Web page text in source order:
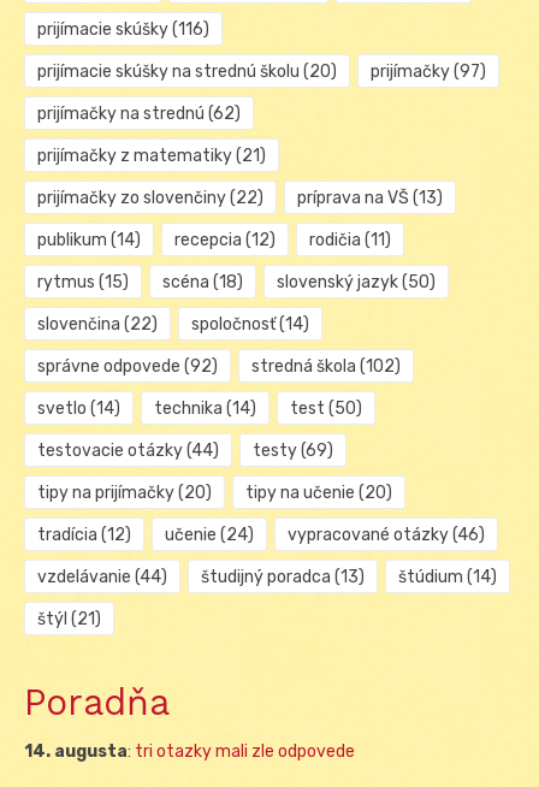
prijímacie skúšky(116)
prijímacie skúšky na strednú školu (20) prijímačky(97)
prijímačky na strednú (62)
prijímačky z matematiky(21)
prijímačky zo slovenčiny(22) príprava na VŠ (13)
publikum (14) recepcia (12) rodičia (11)
rytmus (15) scéna (18) slovenský jazyk(50)
slovenčina (22) spoločnosť(14)
správne odpovede (92) stredná škola (102)
svetlo (14) technika (14) test (50)
testovacie otázky(44) testy(69)
tipy na prijímačky(20) tipy na učenie (20)
tradícia (12) učenie (24) vypracované otázky(46)
vzdelávanie (44) študijný poradca (13) štúdium (14)
štýl (21)
Poradňa
14. augusta: tri otazky mali zle odpovede